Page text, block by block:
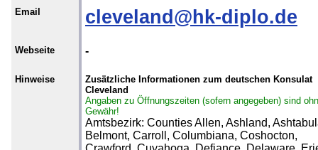
Email cleveland@hk-diplo.de
Webseite -
Hinweise
Zusätzliche Informationen zum deutschen Konsulat
Cleveland
Angaben zu Öffnungszeiten (sofern angegeben) sind
Gewähr!
Amtsbezirk: Counties Allen, Ashland,
Belmont, Carroll, Columbiana, Coshocton,